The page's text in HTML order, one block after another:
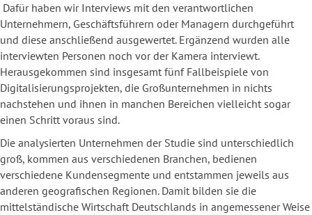
Dafür haben wir Interviews mit den verantwortlichen
Unternehmern, Geschäftsführern oder Managern durchgeführt
und diese anschließend ausgewertet. Ergänzend wurden alle
interviewten Personen noch vor der Kamera interviewt.
Herausgekommen sind insgesamt fünf Fallbeispiele von
Digitalisierungsprojekten, die Großunternehmen in nichts
nachstehen und ihnen in manchen Bereichen vielleicht sogar
einen Schritt voraus sind.
Die analysierten Unternehmen der Studie sind unterschiedlich
groß, kommen aus verschiedenen Branchen, bedienen
verschiedene Kundensegmente und entstammen jeweils aus
anderen geografischen Regionen. Damit bilden sie die
mittelständische Wirtschaft Deutschlands in angemessener Weise